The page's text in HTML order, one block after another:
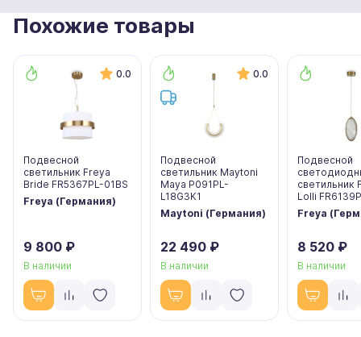
Похожие товары
0.0
Подвесной
светильник Freya
Bride FR5367PL-01BS
Freya (Германия)
9 800 ₽
В наличии
0.0
Подвесной
светильник Maytoni
Maya P091PL-
L18G3K1
Maytoni (Германия)
22 490 ₽
В наличии
Подвесной
светильник
Lolli
Freya
8 520 ₽
В наличии